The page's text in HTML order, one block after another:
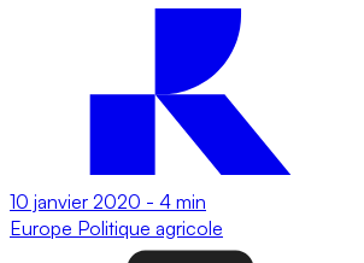
10 janvier 2020 - 4 min
Europe Politique agricole